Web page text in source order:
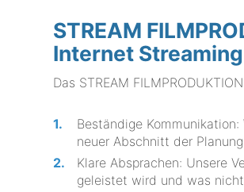
STREAM
Internet Streaming
Das STREAM
Beständige
neuer Abschnitt der
Klare Absprachen: Unsere
geleistet wird und was